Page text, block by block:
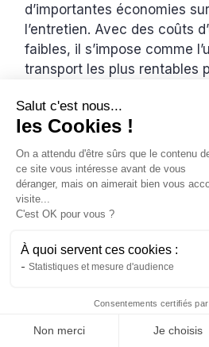
d’importantes économies
l’entretien. Avec des coûts
faibles, il s’impose comme
transport les plus rentables
Natis
28/4/2026•3 min
Scooter
Salut c'est nous...
les Cookies !
On a attendu d'être sûrs que le contenu
ce site vous intéresse avant de vous
déranger, mais on aimerait bien vous
visite...
C'est OK pour vous ?
À quoi servent ces cookies :
Statistiques et mesure d'audience
Consentements certifiés par
Non merci Je choisis